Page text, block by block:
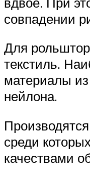
совпадении
Для рольштор
текстиль.
материалы
нейлона.
среди
качествами